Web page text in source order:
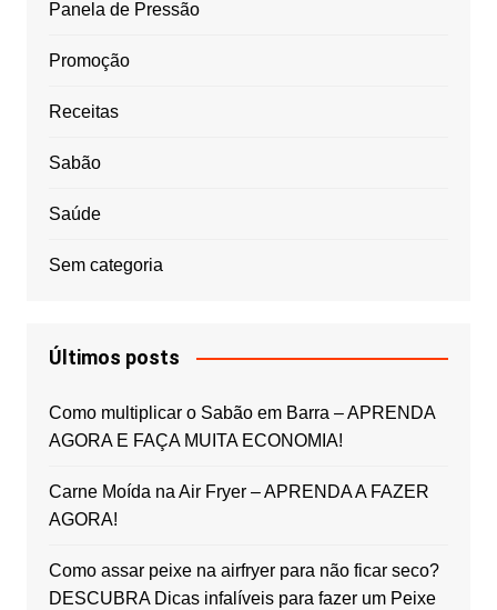
Panela de Pressão
Promoção
Receitas
Sabão
Saúde
Sem categoria
Últimos posts
Como multiplicar o Sabão em Barra – APRENDA
AGORA E FAÇA MUITA ECONOMIA!
Carne Moída na Air Fryer – APRENDA A FAZER
AGORA!
Como assar peixe na airfryer para não ficar seco?
DESCUBRA Dicas infalíveis para fazer um Peixe